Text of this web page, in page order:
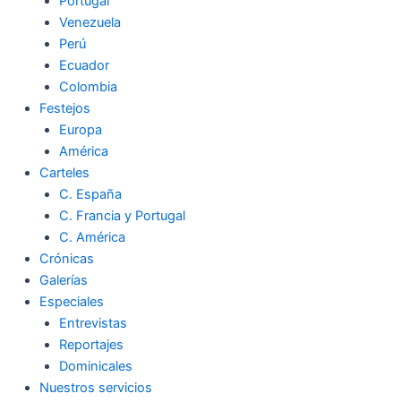
Venezuela
Perú
Ecuador
Colombia
Festejos
Europa
América
Carteles
C. España
C. Francia y Portugal
C. América
Crónicas
Galerías
Especiales
Entrevistas
Reportajes
Dominicales
Nuestros servicios